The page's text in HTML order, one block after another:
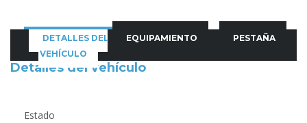
DETALLES DEL
VEHÍCULO
EQUIPAMIENTO PESTAÑA
Detalles del vehículo
Estado